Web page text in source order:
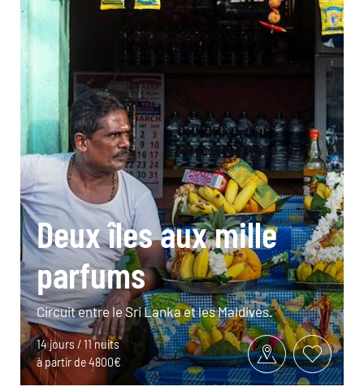
Deux îles aux mille
parfums
Circuit entre le Sri Lanka et les Maldives.
14 jours / 11 nuits
à partir de 4800€